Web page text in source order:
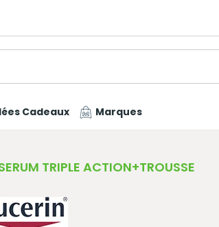
Cadeaux Marques
TRIPLE ACTION+TROUSSE